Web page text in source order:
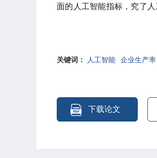
面的人工智能指标，究了
动力数量，减少常规低技
事会的企业、高技术行业
认知，并在企业和政策层面
关键词： 人工智能 企业生产率
下载论文